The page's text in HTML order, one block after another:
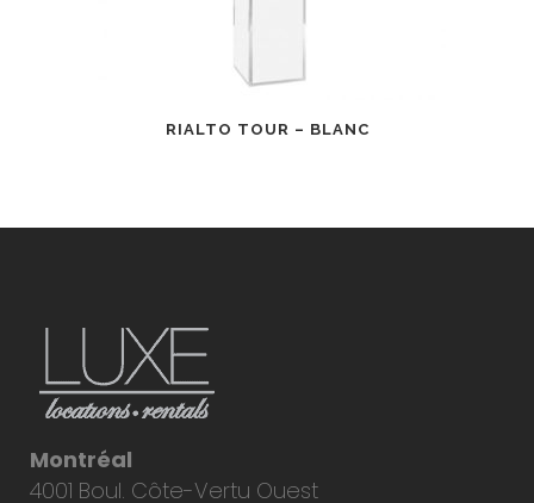
RIALTO TOUR – BLANC
Montréal
4001 Boul. Côte-Vertu Ouest